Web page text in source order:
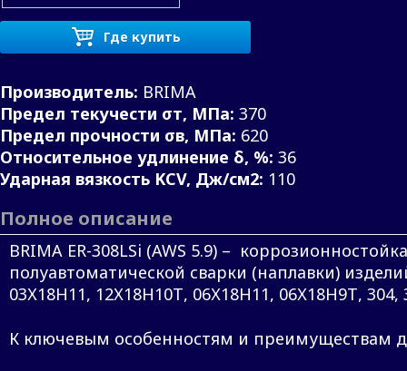
Где купить
Производитель: BRIMA
Предел текучести σт, МПа: 370
Предел прочности σв, МПа: 620
Относительное удлинение δ, %: 36
Ударная вязкость KCV, Дж/см2: 110
Полное описание
BRIMA ER-308LSi (AWS 5.9) –
полуавтоматической сварки (наплавки)
03Х18Н11, 12Х18Н10Т, 06Х18Н11, 06Х18Н9Т,
К ключевым особенностям и преимуществам